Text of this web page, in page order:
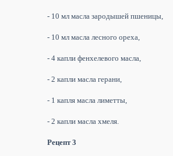
- 10 мл масла зародышей пшеницы,
- 10 мл масла лесного ореха,
- 4 капли фенхелевого масла,
- 2 капли масла герани,
- 1 капля масла лиметты,
- 2 капли масла хмеля.
Рецепт 3